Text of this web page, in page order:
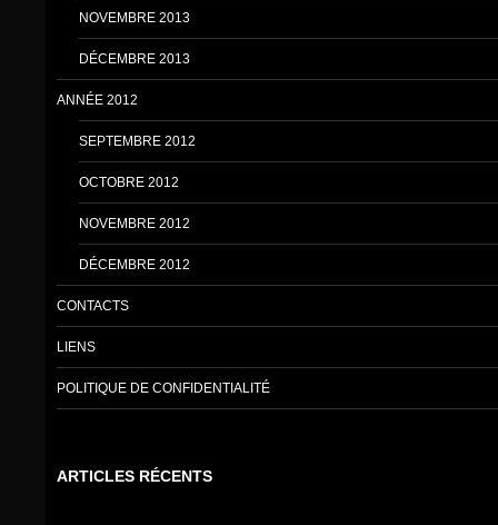
NOVEMBRE 2013
DÉCEMBRE 2013
ANNÉE 2012
SEPTEMBRE 2012
OCTOBRE 2012
NOVEMBRE 2012
DÉCEMBRE 2012
CONTACTS
LIENS
POLITIQUE DE CONFIDENTIALITÉ
ARTICLES RÉCENTS